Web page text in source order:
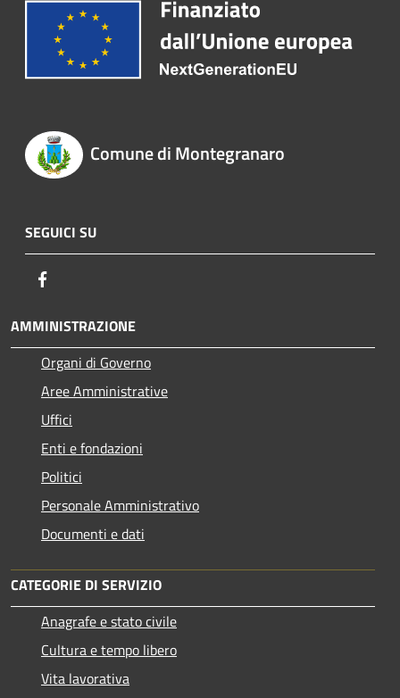
Comune di Montegranaro
SEGUICI SU
AMMINISTRAZIONE
Organi di Governo
Aree Amministrative
Uffici
Enti e fondazioni
Politici
Personale Amministrativo
Documenti e dati
CATEGORIE DI SERVIZIO
Anagrafe e stato civile
Cultura e tempo libero
Vita lavorativa